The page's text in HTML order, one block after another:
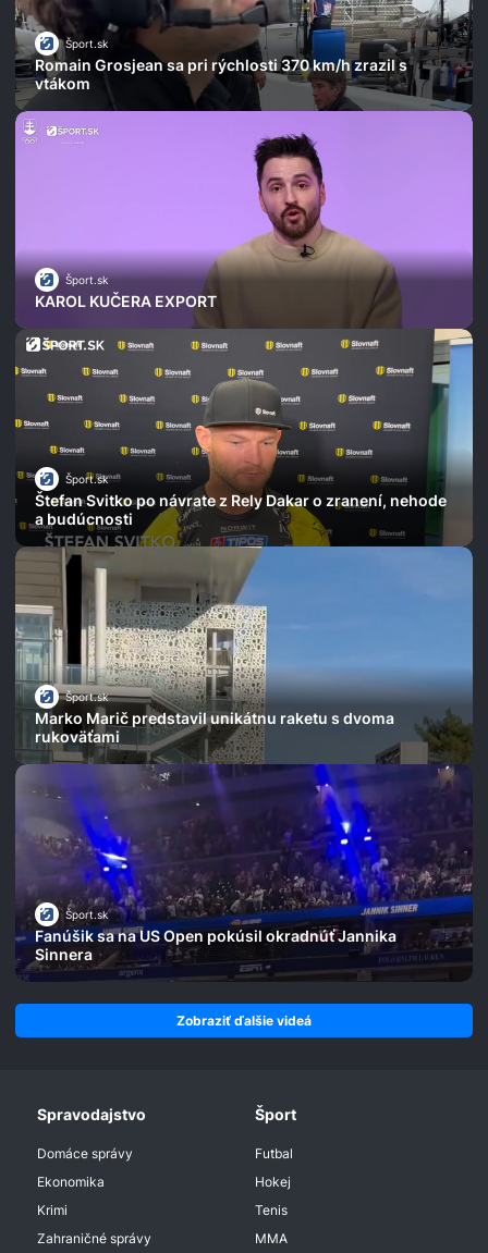
Šport.sk
Romain Grosjean sa pri rýchlosti 370 km/h zrazil s
vtákom
Šport.sk
KAROL KUČERA EXPORT
Šport.sk
Štefan Svitko po návrate z Rely Dakar o zranení, nehode
a budúcnosti
Šport.sk
Marko Marič predstavil unikátnu raketu s dvoma
rukoväťami
Šport.sk
Fanúšik sa na US Open pokúsil okradnúť Jannika
Sinnera
Zobraziť ďalšie videá
Spravodajstvo
Domáce správy
Ekonomika
Krimi
Zahraničné správy
Šport
Futbal
Hokej
Tenis
MMA